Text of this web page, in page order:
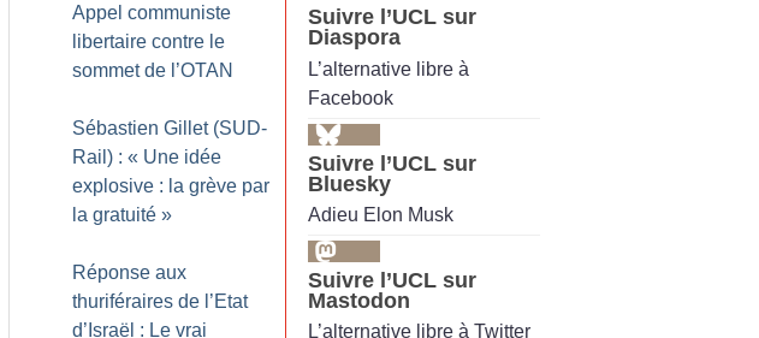
Appel communiste
libertaire contre le
sommet de l’OTAN
Sébastien Gillet (SUD-
Rail) : « Une idée
explosive : la grève par
la gratuité »
Réponse aux
thuriféraires de l’Etat
d’Israël : Le vrai
Suivre l’UCL sur
Diaspora
L’alternative libre à
Facebook
Suivre l’UCL sur
Bluesky
Adieu Elon Musk
Suivre l’UCL sur
Mastodon
L’alternative libre à Twitter